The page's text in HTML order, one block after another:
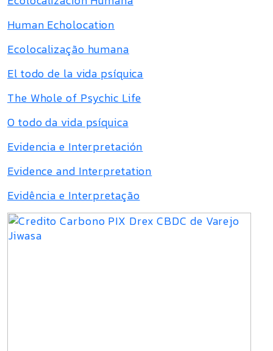
Human Echolocation
Ecolocalização humana
El todo de la vida psíquica
The Whole of Psychic Life
O todo da vida psíquica
Evidencia e Interpretación
Evidence and Interpretation
Evidência e Interpretação